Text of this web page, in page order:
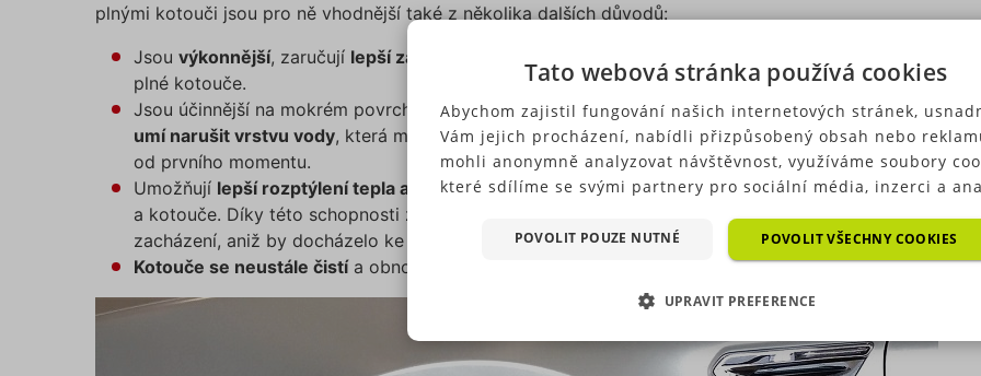
plnými kotouči jsou pro ně vhodnější také z několika dalších důvodů:
Jsou výkonnější, zaručují lepší záběr
plné kotouče.
Jsou účinnější na mokrém povrchu,
při zhoršených povětrnostních podmínkách. Otvory i drážky
umí narušit vrstvu vody, která může ulpět na ploše kotouče, a brzdy tak účinně reagují hned
od prvního momentu.
Umožňují lepší rozptýlení tepla a plynů, které vznikají při brzdění mezi plochou destičky
a kotouče. Díky této schopnosti zvládají děrované a drážkované kotouče déle snášet náročnější
zacházení, aniž by docházelo ke ztrátě brzdného účinku.
Kotouče se neustále čistía obnovují třecí materiál na destičkách.
Tato webová stránka používá cookies
Abychom zajistil fungování našich internetových stránek,
Vám jejich procházení, nabídli přizpůsobený obsah nebo
mohli anonymně analyzovat návštěvnost, využíváme soubory
které sdílíme se svými partnery pro sociální média, inzerci a
soubory, nezařazené soubory) můžeme využívat pouze s Vaším
předchozím souhlasem, který můžete udělit zaškrtnutím políčka
Souhlas s použitím všech těchto typů cookies můžete udělit také
jednoduše jedním kliknutím na tlačítko „Povolit všechny
Pokud si nepřejete udělit souhlas s používáním žádného z
POVOLIT VŠECHNY COOKIES
POVOLIT POUZE NUTNÉ
UPRAVIT PREFERENCE
NEZBYTNĚ NUTNÉ SOUBORY VÝKONOVÉ SOUBORY